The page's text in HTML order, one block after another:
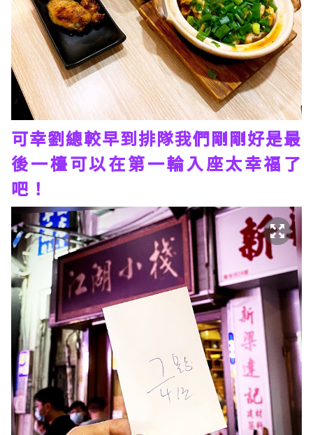
可幸劉總較早到排隊我們剛剛好是最
後一檯可以在第一輪入座太幸福了
吧！